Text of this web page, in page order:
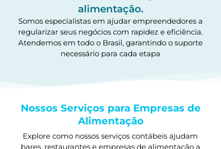
alimentação.
Somos especialistas em ajudar empreendedores a
regularizar seus negócios com rapidez e eficiência.
Atendemos em todo o Brasil, garantindo o suporte
necessário para cada etapa
Nossos Serviços para Empresas de
Alimentação
Explore como nossos serviços contábeis ajudam
bares, restaurantes e empresas de alimentação a